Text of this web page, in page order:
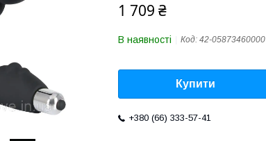
1 709 ₴
В наявності Код: 42-05873460000
Купити
+380 (66) 333-57-41